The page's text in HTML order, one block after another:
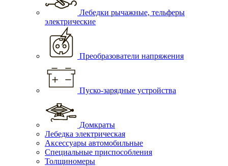
Лебедки рычажные, тельферы
электрические
Преобразователи напряжения
Пуско-зарядные устройства
Домкраты
Лебедка электрическая
Аксессуары автомобильные
Специальные приспособления
Толщиномеры